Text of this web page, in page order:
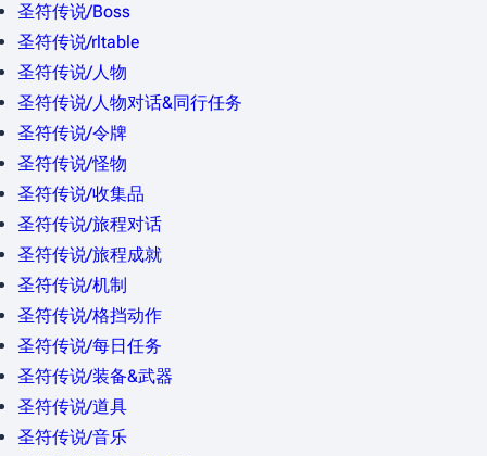
圣符传说/Boss
圣符传说/rltable
圣符传说/人物
圣符传说/人物对话&同行任务
圣符传说/令牌
圣符传说/怪物
圣符传说/收集品
圣符传说/旅程对话
圣符传说/旅程成就
圣符传说/机制
圣符传说/格挡动作
圣符传说/每日任务
圣符传说/装备&武器
圣符传说/道具
圣符传说/音乐